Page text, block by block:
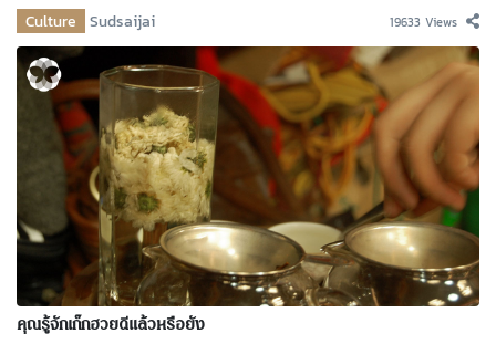
Culture Sudsaijai 19633 Views
คุณรู้จักเก๊กฮวยดีแล้วหรือยัง